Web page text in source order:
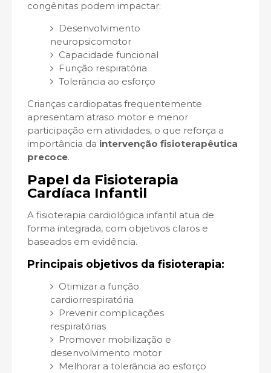
congênitas podem impactar:
Desenvolvimento
neuropsicomotor
Capacidade funcional
Função respiratória
Tolerância ao esforço
Crianças cardiopatas frequentemente
apresentam atraso motor e menor
participação em atividades, o que reforça a
importância da intervenção fisioterapêutica
precoce.
Papel da Fisioterapia
Cardíaca Infantil
A fisioterapia cardiológica infantil atua de
forma integrada, com objetivos claros e
baseados em evidência.
Principais objetivos da fisioterapia:
Otimizar a função
cardiorrespiratória
Prevenir complicações
respiratórias
Promover mobilização e
desenvolvimento motor
Melhorar a tolerância ao esforço